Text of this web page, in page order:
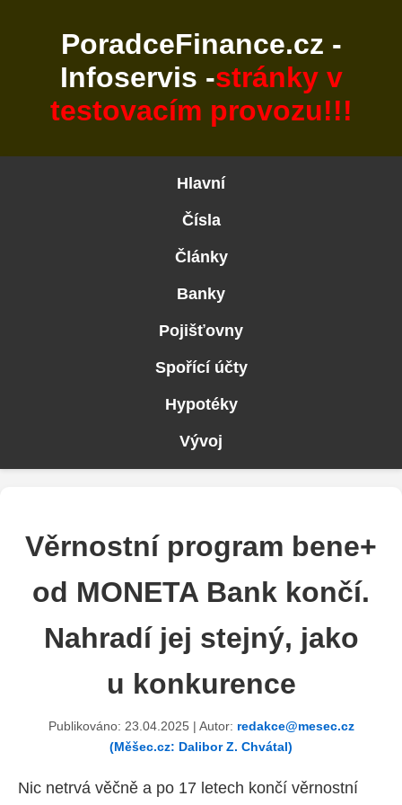
PoradceFinance.cz -
Infoservis -stránky v
testovacím provozu!!!
Hlavní
Čísla
Články
Banky
Pojišťovny
Spořící účty
Hypotéky
Vývoj
Věrnostní program bene+
od MONETA Bank končí.
Nahradí jej stejný, jako
u konkurence
Publikováno: 23.04.2025 | Autor: redakce@mesec.cz
(Měšec.cz: Dalibor Z. Chvátal)
Nic netrvá věčně a po 17 letech končí věrnostní